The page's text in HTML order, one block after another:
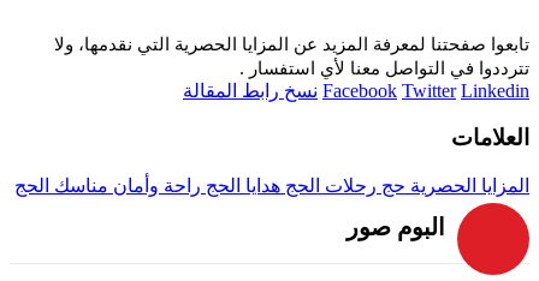
تابعوا صفحتنا لمعرفة المزيد عن المزايا الحصرية التي نقدمها، ولا
تترددوا في التواصل معنا لأي استفسار .
Facebook Twitter Linkedin نسخ رابط المقالة
العلامات
المزايا الحصرية حج رحلات الحج هدايا الحج راحة وأمان مناسك الحج
البوم صور